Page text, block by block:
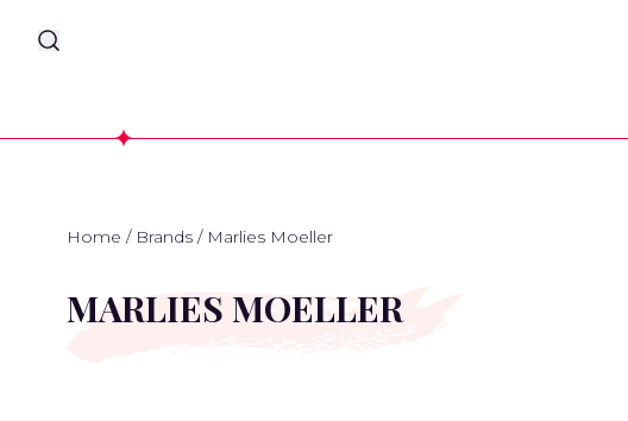
Home / Brands / Marlies Moeller
MARLIES MOELLER